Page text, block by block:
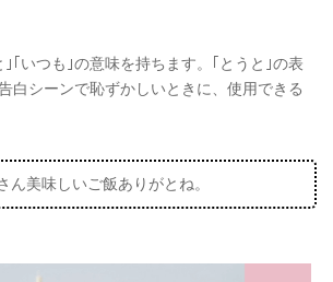
｣｢いつも｣の意味を持ちます。｢とうと｣の表
白シーンで恥ずかしいときに、使用できる
美味しいご飯ありがとね。